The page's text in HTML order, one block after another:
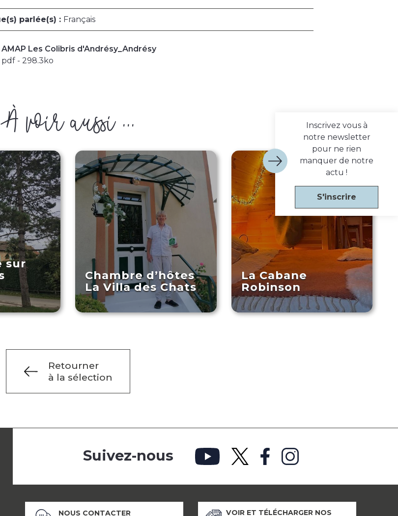
parlée(s) : Français
AMAP Les Colibris d'Andrésy_Andrésy
pdf - 298.3ko
À voir aussi ...
sur
Chambre d’hôtes
La Villa des Chats
La Cabane
Robinson
Retourner
à la sélection
Inscrivez vous à
notre newsletter
pour ne rien
manquer de notre
actu !
S'inscrire
Suivez-nous
NOUS CONTACTER VOIR ET TÉLÉCHARGER NOS